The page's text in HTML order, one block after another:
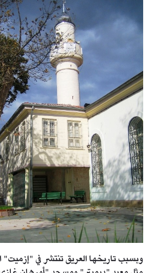
وبسبب تاريخها العريق تنتشر في "إزميت"